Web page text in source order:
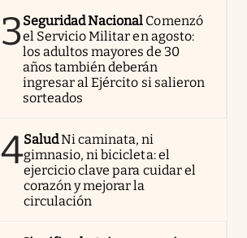
3Seguridad Nacional Comenzó
el Servicio Militar en agosto:
los adultos mayores de 30
años también deberán
ingresar al Ejército si salieron
sorteados
4SaludNi caminata, ni
gimnasio, ni bicicleta: el
ejercicio clave para cuidar el
corazón y mejorar la
circulación